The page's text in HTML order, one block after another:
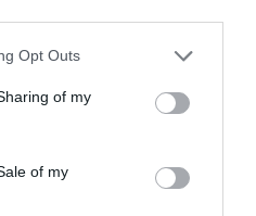
Opt Outs
of my
of my
в стоимость
Допускается размещение с
Игровая комната
Многоязычный персонал
и в уютной гостиной гости могут
и коктейлями в спокойной
от отеля, предлагает гостям
и интернациональной кухни в
залом, оснащенным современным
система, видеопроектор с высокой
плату